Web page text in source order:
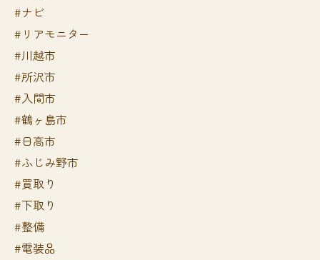
#ナビ
#リアモニター
#川越市
#所沢市
#入間市
#鶴ヶ島市
#日高市
#ふじみ野市
#買取り
#下取り
#整備
#電装品